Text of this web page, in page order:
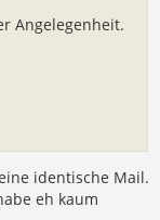
Angelegenheit.
identische Mail.
eh kaum